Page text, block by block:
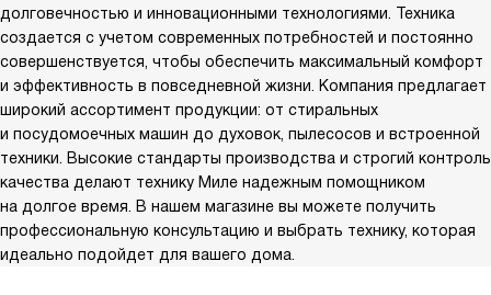
долговечностью и инновационными технологиями. Техника
создается с учетом современных потребностей и постоянно
совершенствуется, чтобы обеспечить максимальный комфорт
и эффективность в повседневной жизни. Компания предлагает
широкий ассортимент продукции: от стиральных
и посудомоечных машин до духовок, пылесосов и встроенной
техники. Высокие стандарты производства и строгий контроль
качества делают технику Миле надежным помощником
на долгое время. В нашем магазине вы можете получить
профессиональную консультацию и выбрать технику, которая
идеально подойдет для вашего дома.